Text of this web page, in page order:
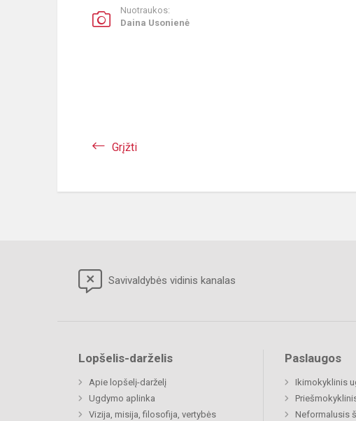
Nuotraukos:
Daina Usonienė
Grįžti
Savivaldybės vidinis kanalas
Lopšelis-darželis
Apie lopšelį-darželį
Ugdymo aplinka
Vizija, misija, filosofija, vertybės
Paslaugos
Ikimokyklinis
Neformalusis